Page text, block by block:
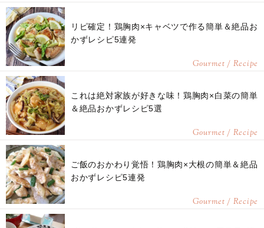
リピ確定！鶏胸肉×キャベツで作る簡単＆絶品お
かずレシピ5連発
Gourmet / Recipe
これは絶対家族が好きな味！鶏胸肉×白菜の簡単
＆絶品おかずレシピ5選
Gourmet / Recipe
ご飯のおかわり覚悟！鶏胸肉×大根の簡単＆絶品
おかずレシピ5連発
Gourmet / Recipe